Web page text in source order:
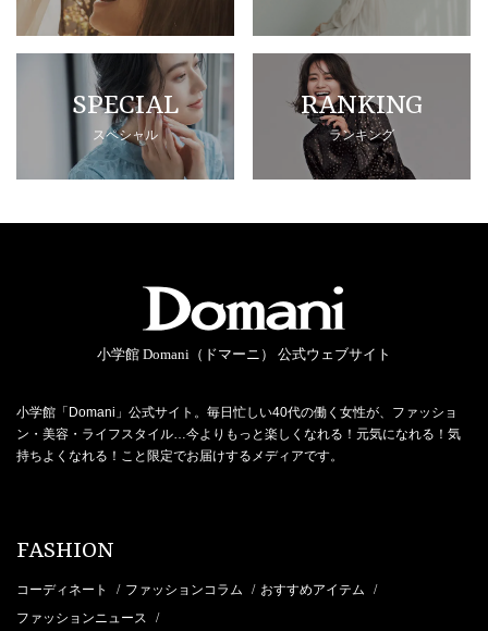
SPECIAL
スペシャル
RANKING
ランキング
小学館 Domani（ドマーニ） 公式ウェブサイト
小学館「Domani」公式サイト。毎日忙しい40代の働く女性が、ファッショ
ン・美容・ライフスタイル…今よりもっと楽しくなれる！元気になれる！気
持ちよくなれる！こと限定でお届けするメディアです。
FASHION
コーディネート / ファッションコラム / おすすめアイテム /
ファッションニュース /